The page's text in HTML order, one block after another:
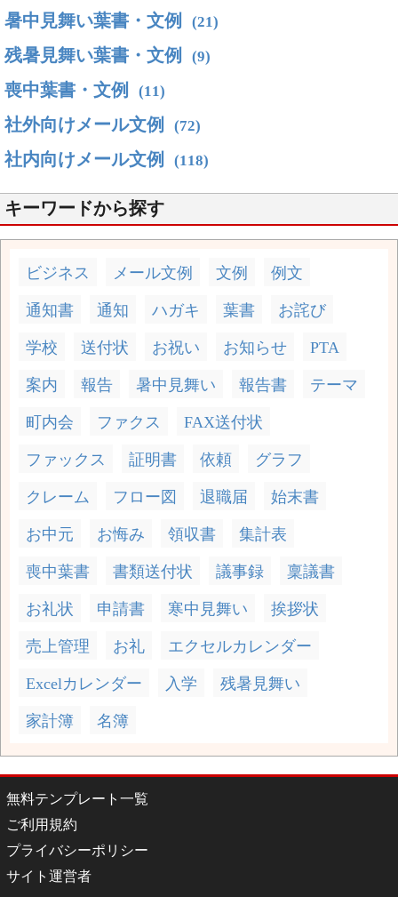
暑中見舞い葉書・文例 (21)
残暑見舞い葉書・文例 (9)
喪中葉書・文例 (11)
社外向けメール文例 (72)
社内向けメール文例 (118)
キーワードから探す
ビジネス メール文例 文例 例文
通知書 通知 ハガキ 葉書 お詫び
学校 送付状 お祝い お知らせ PTA
案内 報告 暑中見舞い 報告書 テーマ
町内会 ファクス FAX送付状
ファックス 証明書 依頼 グラフ
クレーム フロー図 退職届 始末書
お中元 お悔み 領収書 集計表
喪中葉書 書類送付状 議事録 稟議書
お礼状 申請書 寒中見舞い 挨拶状
売上管理 お礼 エクセルカレンダー
Excelカレンダー 入学 残暑見舞い
家計簿 名簿
無料テンプレート一覧
ご利用規約
プライバシーポリシー
サイト運営者